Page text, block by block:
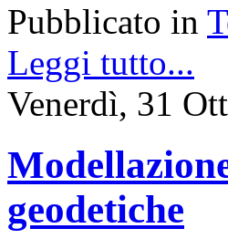
Pubblicato in
Leggi tutto...
Venerdì, 31
geodetiche